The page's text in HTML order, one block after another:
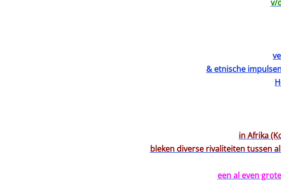
v/
& etnische
in Afrika
bleken diverse rivaliteiten tussen
een al even